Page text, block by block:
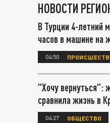
НОВОСТИ
В Турции 4-летний
часов в машине на
04:50
"Хочу вернуться":
сравнила жизнь в
04:27 ОБЩЕСТВО